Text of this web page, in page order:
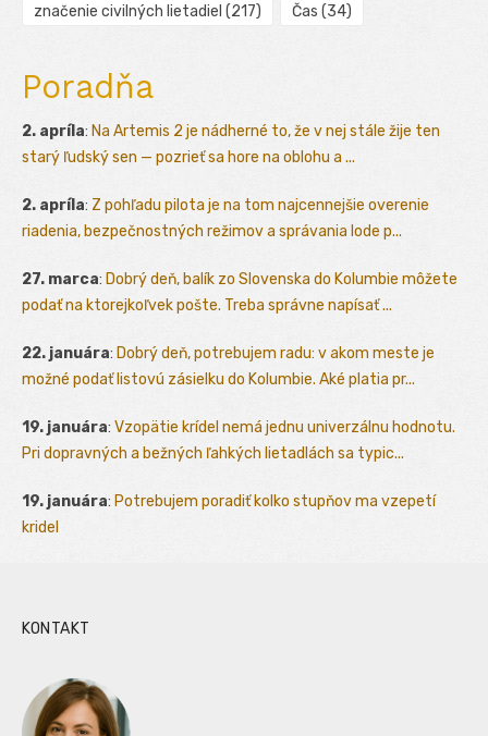
značenie civilných lietadiel (217) Čas (34)
Poradňa
2. apríla: Na Artemis 2 je nádherné to, že v nej stále žije ten
starý ľudský sen — pozrieť sa hore na oblohu a ...
2. apríla: Z pohľadu pilota je na tom najcennejšie overenie
riadenia, bezpečnostných režimov a správania lode p...
27. marca: Dobrý deň, balík zo Slovenska do Kolumbie môžete
podať na ktorejkoľvek pošte. Treba správne napísať ...
22. januára: Dobrý deň, potrebujem radu: v akom meste je
možné podať listovú zásielku do Kolumbie. Aké platia pr...
19. januára: Vzopätie krídel nemá jednu univerzálnu hodnotu.
Pri dopravných a bežných ľahkých lietadlách sa typic...
19. januára: Potrebujem poradiť kolko stupňov ma vzepetí
kridel
KONTAKT